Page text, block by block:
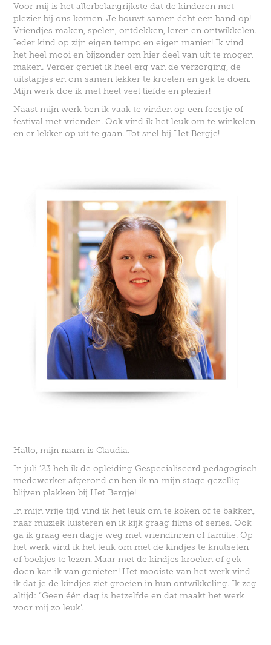
Voor mij is het allerbelangrijkste dat de kinderen met
plezier bij ons komen. Je bouwt samen écht een band op!
Vriendjes maken, spelen, ontdekken, leren en ontwikkelen.
Ieder kind op zijn eigen tempo en eigen manier! Ik vind
het heel mooi en bijzonder om hier deel van uit te mogen
maken. Verder geniet ik heel erg van de verzorging, de
uitstapjes en om samen lekker te kroelen en gek te doen.
Mijn werk doe ik met heel veel liefde en plezier!
Naast mijn werk ben ik vaak te vinden op een feestje of
festival met vrienden. Ook vind ik het leuk om te winkelen
en er lekker op uit te gaan.Tot snel bij Het Bergje!
Hallo, mijn naam is Claudia.
In juli ’23 heb ik de opleiding Gespecialiseerd pedagogisch
medewerker afgerond en ben ik na mijn stage gezellig
blijven plakken bij Het Bergje!
In mijn vrije tijd vind ik het leuk om te koken of te bakken,
naar muziek luisteren en ik kijk graag films of series. Ook
ga ik graag een dagje weg met vriendinnen of familie. Op
het werk vind ik het leuk om met de kindjes te knutselen
of boekjes te lezen. Maar met de kindjes kroelen of gek
doen kan ik van genieten! Het mooiste van het werk vind
ik dat je de kindjes ziet groeien in hun ontwikkeling. Ik zeg
altijd: “Geenéén dag is hetzelfde en dat maakt het werk
voor mij zo leuk’.